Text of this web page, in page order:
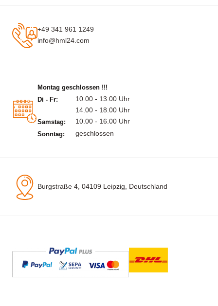
+49 341 961 1249
info@hml24.com
Montag geschlossen !!!
Di - Fr:
10.00 - 13.00 Uhr
14.00 - 18.00 Uhr
Samstag: 10.00 - 16.00 Uhr
Sonntag: geschlossen
Burgstraße 4, 04109 Leipzig, Deutschland